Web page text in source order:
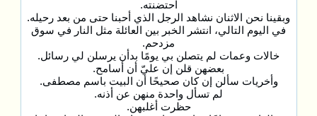
احتضنته.
وبقينا نحن الاثنان نشاهد الرجل الذي أحبنا حتى من بعد رحيله.
في اليوم التالي، انتشر الخبر بين العائلة مثل النار في سوق
مزدحم.
خالات وعمات لم يتصلن بي يومًا بدأن يرسلن لي رسائل.
بعضهن قلن إن عليّ أن أسامح.
وأخريات سألن إن كان صحيحًا أن البيت باسم مصطفى.
لم تسأل واحدة منهن عن أذنه.
حظرت أغلبهن.